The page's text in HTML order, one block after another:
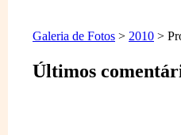
Galeria de Fotos > 2010 >
Últimos